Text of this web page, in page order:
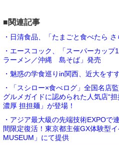
■関連記事
・日清食品、「たまごと食べたら
・エースコック、「スーパーカッ
ラーメン／沖縄 島そば」発売
・魅惑の学食巡りin関西、近大をす
・「スシロー×食べログ」全国名店
グルメガイドに認められた人気店“
濃厚 担担麺」が登場！
・アジア最大級の先端技術EXPOで
間限定復活！東京都主催GX体験型
MUSEUM」にて提供